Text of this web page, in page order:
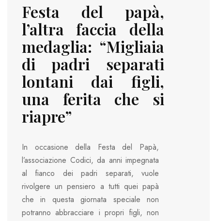
Festa del papà,
l’altra faccia della
medaglia: “Migliaia
di padri separati
lontani dai figli,
una ferita che si
riapre”
In occasione della Festa del Papà,
l’associazione Codici, da anni impegnata
al fianco dei padri separati, vuole
rivolgere un pensiero a tutti quei papà
che in questa giornata speciale non
potranno abbracciare i propri figli, non